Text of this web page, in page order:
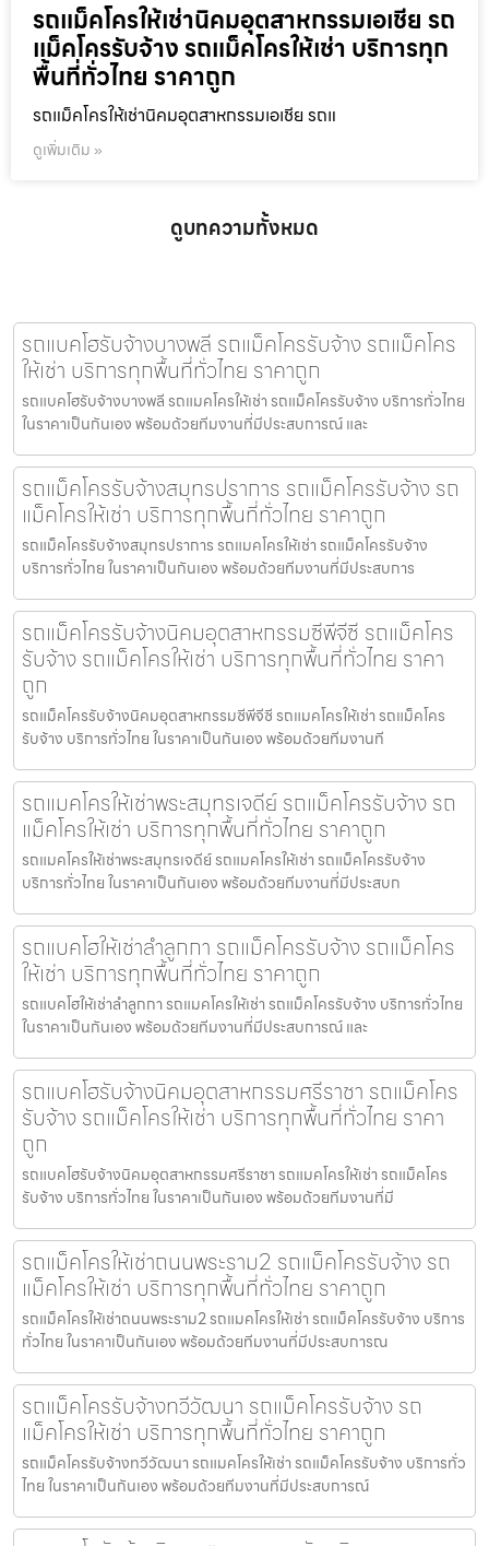
รถแม็คโครให้เช่านิคมอุตสาหกรรมเอเชีย รถ
แม็คโครรับจ้าง รถแม็คโครให้เช่า บริการทุก
พื้นที่ทั่วไทย ราคาถูก
รถแม็คโครให้เช่านิคมอุตสาหกรรมเอเชีย รถแ
ดูเพิ่มเติม »
ดูบทความทั้งหมด
รถแบคโฮรับจ้างบางพลี รถแม็คโครรับจ้าง รถแม็คโคร
ให้เช่า บริการทุกพื้นที่ทั่วไทย ราคาถูก
รถแบคโฮรับจ้างบางพลี รถแมคโครให้เช่า รถแม็คโครรับจ้าง บริการทั่วไทย
ในราคาเป็นกันเอง พร้อมด้วยทีมงานที่มีประสบการณ์ และ
รถแม็คโครรับจ้างสมุทรปราการ รถแม็คโครรับจ้าง รถ
แม็คโครให้เช่า บริการทุกพื้นที่ทั่วไทย ราคาถูก
รถแม็คโครรับจ้างสมุทรปราการ รถแมคโครให้เช่า รถแม็คโครรับจ้าง
บริการทั่วไทย ในราคาเป็นกันเอง พร้อมด้วยทีมงานที่มีประสบการ
รถแม็คโครรับจ้างนิคมอุตสาหกรรมซีพีจีซี รถแม็คโคร
รับจ้าง รถแม็คโครให้เช่า บริการทุกพื้นที่ทั่วไทย ราคา
ถูก
รถแม็คโครรับจ้างนิคมอุตสาหกรรมซีพีจีซี รถแมคโครให้เช่า รถแม็คโคร
รับจ้าง บริการทั่วไทย ในราคาเป็นกันเอง พร้อมด้วยทีมงานที
รถแมคโครให้เช่าพระสมุทรเจดีย์ รถแม็คโครรับจ้าง รถ
แม็คโครให้เช่า บริการทุกพื้นที่ทั่วไทย ราคาถูก
รถแมคโครให้เช่าพระสมุทรเจดีย์ รถแมคโครให้เช่า รถแม็คโครรับจ้าง
บริการทั่วไทย ในราคาเป็นกันเอง พร้อมด้วยทีมงานที่มีประสบก
รถแบคโฮให้เช่าลำลูกกา รถแม็คโครรับจ้าง รถแม็คโคร
ให้เช่า บริการทุกพื้นที่ทั่วไทย ราคาถูก
รถแบคโฮให้เช่าลำลูกกา รถแมคโครให้เช่า รถแม็คโครรับจ้าง บริการทั่วไทย
ในราคาเป็นกันเอง พร้อมด้วยทีมงานที่มีประสบการณ์ และ
รถแบคโฮรับจ้างนิคมอุตสาหกรรมศรีราชา รถแม็คโคร
รับจ้าง รถแม็คโครให้เช่า บริการทุกพื้นที่ทั่วไทย ราคา
ถูก
รถแบคโฮรับจ้างนิคมอุตสาหกรรมศรีราชา รถแมคโครให้เช่า รถแม็คโคร
รับจ้าง บริการทั่วไทย ในราคาเป็นกันเอง พร้อมด้วยทีมงานที่มี
รถแม็คโครให้เช่าถนนพระราม2 รถแม็คโครรับจ้าง รถ
แม็คโครให้เช่า บริการทุกพื้นที่ทั่วไทย ราคาถูก
รถแม็คโครให้เช่าถนนพระราม2 รถแมคโครให้เช่า รถแม็คโครรับจ้าง บริการ
ทั่วไทย ในราคาเป็นกันเอง พร้อมด้วยทีมงานที่มีประสบการณ
รถแม็คโครรับจ้างทวีวัฒนา รถแม็คโครรับจ้าง รถ
แม็คโครให้เช่า บริการทุกพื้นที่ทั่วไทย ราคาถูก
รถแม็คโครรับจ้างทวีวัฒนา รถแมคโครให้เช่า รถแม็คโครรับจ้าง บริการทั่ว
ไทย ในราคาเป็นกันเอง พร้อมด้วยทีมงานที่มีประสบการณ์